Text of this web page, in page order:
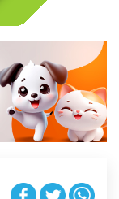
v
g
t
i
o
n